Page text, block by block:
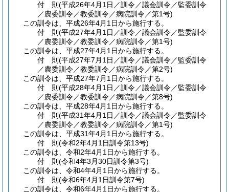
付 則(平成26年4月1日 ／訓令／議会訓令／監委訓令
／農委訓令／教委訓令／病院訓令／第1号)
この訓令は、平成26年4月1日から施行する。
付 則(平成27年4月1日 ／訓令／議会訓令／監委訓令
／農委訓令／教委訓令／病院訓令／第1号)
この訓令は、平成27年4月1日から施行する。
付 則(平成27年7月1日 ／訓令／議会訓令／監委訓令
／農委訓令／教委訓令／病院訓令／第2号)
この訓令は、平成27年7月1日から施行する。
付 則(平成28年4月1日 ／訓令／議会訓令／監委訓令
／農委訓令／教委訓令／病院訓令／第8号)
この訓令は、平成28年4月1日から施行する。
付 則(平成31年4月1日 ／訓令／議会訓令／監委訓令
／農委訓令／教委訓令／病院訓令／第1号)
この訓令は、平成31年4月1日から施行する。
付 則(令和2年4月1日訓令第13号)
この訓令は、令和2年4月1日から施行する。
付 則(令和4年3月30日訓令第3号)
この訓令は、令和4年4月1日から施行する。
付 則(令和6年4月1日訓令第7号)
この訓令は、令和6年4月1日から施行する。